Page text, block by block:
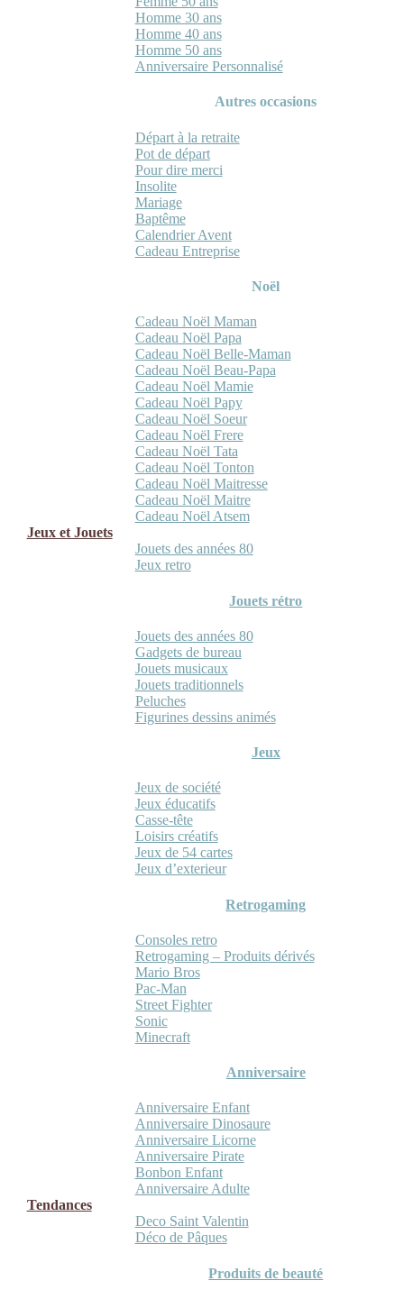
Homme 30 ans
Homme 40 ans
Homme 50 ans
Anniversaire Personnalisé
Autres occasions
Départ à la retraite
Pot de départ
Pour dire merci
Insolite
Mariage
Baptême
Calendrier Avent
Cadeau Entreprise
Noël
Cadeau Noël Maman
Cadeau Noël Papa
Cadeau Noël Belle-Maman
Cadeau Noël Beau-Papa
Cadeau Noël Mamie
Cadeau Noël Papy
Cadeau Noël Soeur
Cadeau Noël Frere
Cadeau Noël Tata
Cadeau Noël Tonton
Cadeau Noël Maitresse
Cadeau Noël Maitre
Cadeau Noël Atsem
Jeux et Jouets
Jouets des années 80
Jeux retro
Jouets rétro
Jouets des années 80
Gadgets de bureau
Jouets musicaux
Jouets traditionnels
Peluches
Figurines dessins animés
Jeux
Jeux de société
Jeux éducatifs
Casse-tête
Loisirs créatifs
Jeux de 54 cartes
Jeux d’exterieur
Retrogaming
Consoles retro
Retrogaming – Produits dérivés
Mario Bros
Pac-Man
Street Fighter
Sonic
Minecraft
Anniversaire
Anniversaire Enfant
Anniversaire Dinosaure
Anniversaire Licorne
Anniversaire Pirate
Bonbon Enfant
Anniversaire Adulte
Tendances
Deco Saint Valentin
Déco de Pâques
Produits de beauté